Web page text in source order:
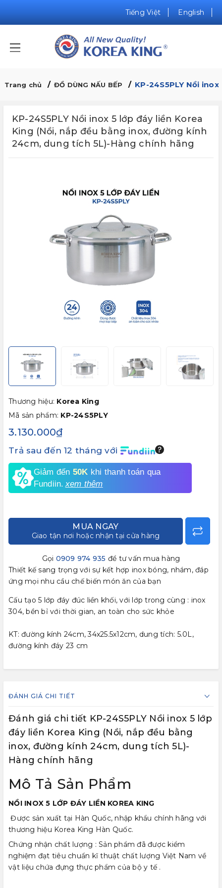
Tiếng Việt English
Trang chủ ĐỒ DÙNG NẤU BẾP KP-24S5PLY Nồi
KP-24S5PLY Nồi inox 5 lớp đáy liền Korea
King (Nồi, nắp đều bằng inox, đường kính
24cm, dung tích 5L)-Hàng chính hãng
Thương hiệu: Korea King
Mã sản phẩm: KP-24S5PLY
3.130.000₫
Trả sau đến 12 tháng với
Giảm đến 50K khi thanh toán qua
Fundiin. xem thêm
MUA NGAY
Giao tận nơi hoặc nhận tại cửa hàng
Gọi 0909 974 935 để tư vấn mua hàng
Thiết kế sang trọng với sự kết hợp inox bóng, nhám, đáp
ứng mọi nhu cầu chế biến món ăn của bạn
Cấu tạo 5 lớp đáy đúc liền khối, với lớp trong cùng : inox
304, bền bỉ với thời gian, an toàn cho sức khỏe
KT: đường kính 24cm, 34x25.5x12cm, dung tích: 5.0L,
đường kính đáy 23 cm
ĐÁNH GIÁ CHI TIẾT
Đánh giá chi tiết KP-24S5PLY Nồi inox 5 lớp
đáy liền Korea King (Nồi, nắp đều bằng
inox, đường kính 24cm, dung tích 5L)-
Hàng chính hãng
Mô Tả Sản Phẩm
NỒI INOX 5 LỚP ĐÁY LIỀN KOREA KING
Được sản xuất tại Hàn Quốc, nhập khẩu chính hãng với
thương hiệu Korea King Hàn Quốc.
Chứng nhận chất lượng : Sản phẩm đã được kiểm
nghiệm đạt tiêu chuẩn kĩ thuật chất lượng Việt Nam về
vật liệu chứa đựng thực phẩm của bộ y tế .